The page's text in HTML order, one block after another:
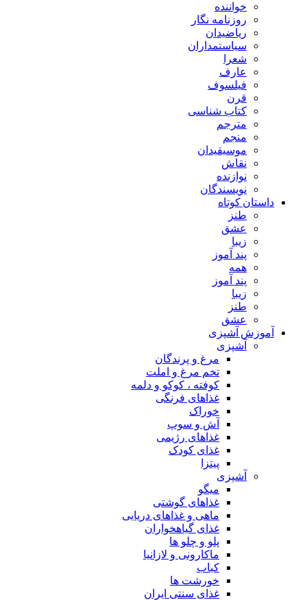
خواننده
روزنامه نگار
ریاضیدان
سیاستمداران
شعرا
عارف
فیلسوف
قرن
کتاب شناسی
مترجم
منجم
موسیقیدان
نقاش
نوازنده
نویسندگان
داستان کوتاه
طنز
عشق
زیبا
پند آموز
همه
پند آموز
زیبا
طنز
عشق
آموزش آشپزی
آشپزی
مرغ و پرندگان
تخم مرغ و املت
کوفته ، کوکو و دلمه
غذاهای فرنگی
خوراک
آش و سوپ
غذاهای رژیمی
غذای کودک
پیتزا
آشپزی
میگو
غذاهای گوشتی
ماهی و غذاهای دریایی
غذای گیاهخواران
پلو و چلو ها
ماکارونی و لازانیا
کباب
خورشت ها
غذای سنتی ایران